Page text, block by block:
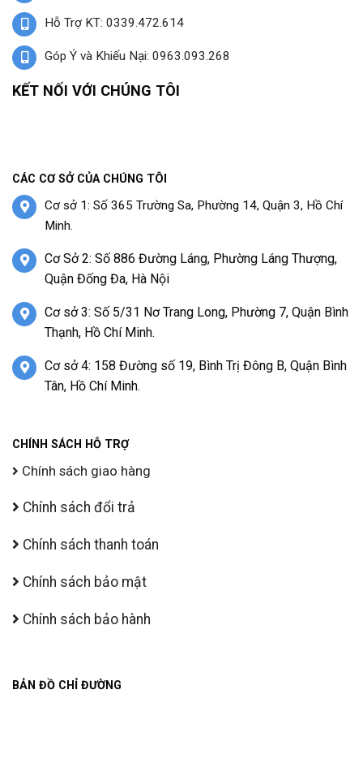
Hỗ Trợ KT: 0339.472.614
Góp Ý và Khiếu Nại: 0963.093.268
KẾT NỐI VỚI CHÚNG TÔI
CÁC CƠ SỞ CỦA CHÚNG TÔI
Cơ sở 1: Số 365 Trường Sa, Phường 14, Quận 3, Hồ Chí
Minh.
Cơ Sở 2: Số 886 Đường Láng, Phường Láng Thượng,
Quận Đống Đa, Hà Nội
Cơ sở 3: Số 5/31 Nơ Trang Long, Phường 7, Quận Bình
Thạnh, Hồ Chí Minh.
Cơ sở 4: 158 Đường số 19, Bình Trị Đông B, Quận Bình
Tân, Hồ Chí Minh.
CHÍNH SÁCH HỖ TRỢ
Chính sách giao hàng
Chính sách đổi trả
Chính sách thanh toán
Chính sách bảo mật
Chính sách bảo hành
BẢN ĐỒ CHỈ ĐƯỜNG